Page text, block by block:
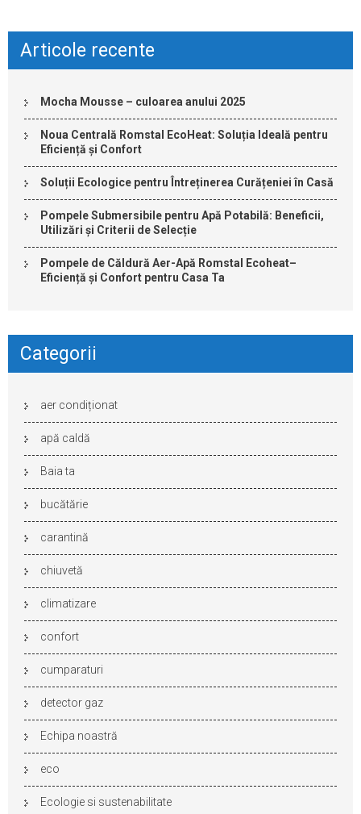
Articole recente
Mocha Mousse – culoarea anului 2025
Noua Centrală Romstal EcoHeat: Soluția Ideală pentru
Eficiență și Confort
Soluții Ecologice pentru Întreținerea Curățeniei în Casă
Pompele Submersibile pentru Apă Potabilă: Beneficii,
Utilizări și Criterii de Selecție
Pompele de Căldură Aer-Apă Romstal Ecoheat–
Eficiență și Confort pentru Casa Ta
Categorii
aer condiționat
apă caldă
Baia ta
bucătărie
carantină
chiuvetă
climatizare
confort
cumparaturi
detector gaz
Echipa noastră
eco
Ecologie si sustenabilitate